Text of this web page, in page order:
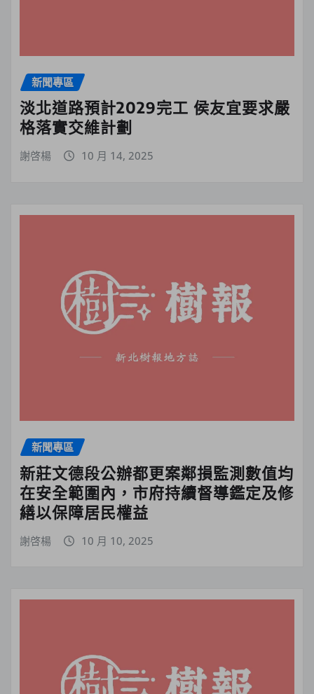
新聞專區
淡北道路預計2029完工 侯友宜要求嚴
格落實交維計劃
謝啓楊 10 月 14, 2025
新聞專區
新莊文德段公辦都更案鄰損監測數值均
在安全範圍內，市府持續督導鑑定及修
繕以保障居民權益
謝啓楊 10 月 10, 2025